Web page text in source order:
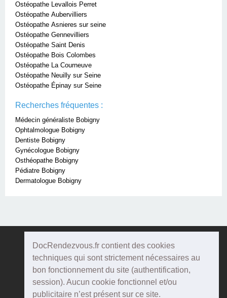
DocRendezvous.fr contient des cookies
techniques qui sont strictement nécessaires au
bon fonctionnement du site (authentification,
session). Aucun cookie fonctionnel et/ou
publicitaire n’est présent sur ce site.
Ostéopathe Levallois Perret
Ostéopathe Aubervilliers
Ostéopathe Asnieres sur seine
Ostéopathe Gennevilliers
Ostéopathe Saint Denis
Ostéopathe Bois Colombes
Ostéopathe La Courneuve
Ostéopathe Neuilly sur Seine
Ostéopathe Épinay sur Seine
Recherches fréquentes :
Médecin généraliste Bobigny
Ophtalmologue Bobigny
Dentiste Bobigny
Gynécologue Bobigny
Osthéopathe Bobigny
Pédiatre Bobigny
Dermatologue Bobigny
DocRendezvous
Qui sommes-nous ?